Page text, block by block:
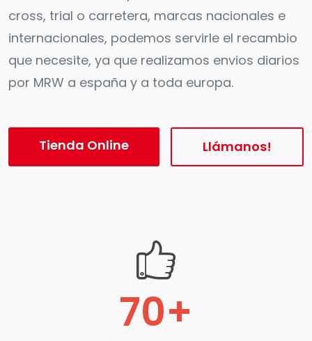
cross, trial o carretera, marcas nacionales e
internacionales, podemos servirle el recambio
que necesite, ya que realizamos envios diarios
por MRW a españa y a toda europa.
Tienda Online Llámanos!
70+